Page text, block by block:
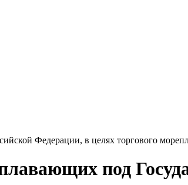
Федерации, в целях торгового
под